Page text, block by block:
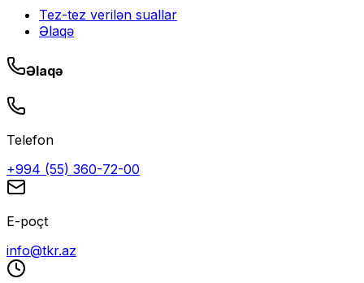
Tez-tez verilən suallar
Əlaqə
Əlaqə
Telefon
+994 (55) 360-72-00
E-poçt
info@tkr.az